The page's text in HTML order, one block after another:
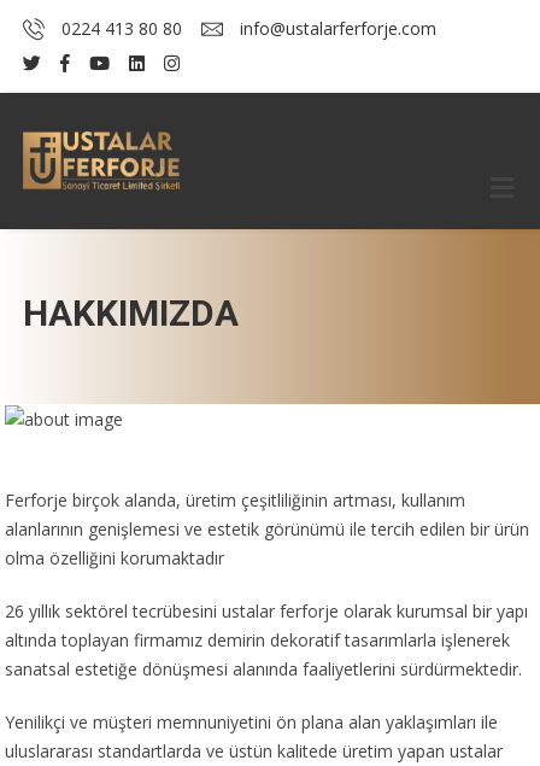
0224 413 80 80 info@ustalarferforje.com
HAKKIMIZDA
Ferforje birçok alanda, üretim çeşitliliğinin artması, kullanım
alanlarının genişlemesi ve estetik görünümü ile tercih edilen bir ürün
olma özelliğini korumaktadır
26 yıllık sektörel tecrübesini ustalar ferforje olarak kurumsal bir yapı
altında toplayan firmamız demirin dekoratif tasarımlarla işlenerek
sanatsal estetiğe dönüşmesi alanında faaliyetlerini sürdürmektedir.
Yenilikçi ve müşteri memnuniyetini ön plana alan yaklaşımları ile
uluslararası standartlarda ve üstün kalitede üretim yapan ustalar